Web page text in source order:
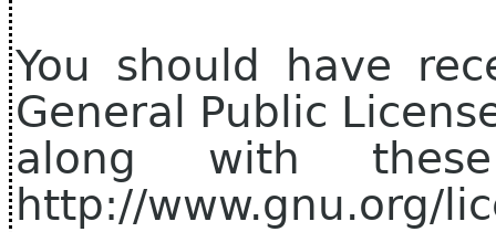
You should have
General Public
along with
http://www.gnu.org/